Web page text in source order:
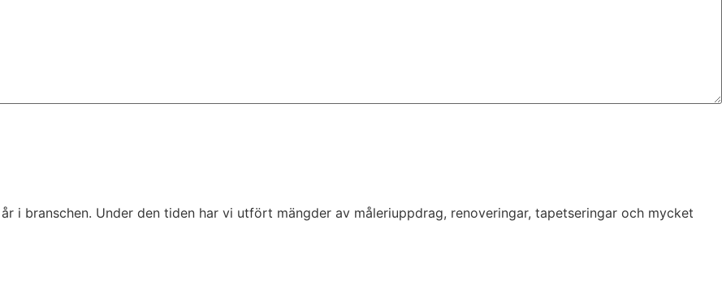
i branschen. Under den tiden har vi utfört mängder av måleriuppdrag, renoveringar, tapetseringar och mycket